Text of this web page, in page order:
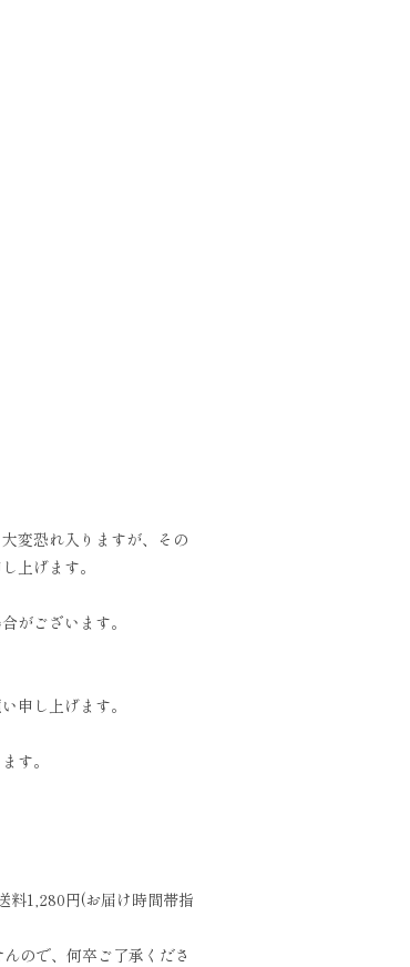
変恐れ入りますが、その
上げます。
がございます。
申し上げます。
す。
料1,280円(お届け時間帯指
ので、何卒ご了承くださ